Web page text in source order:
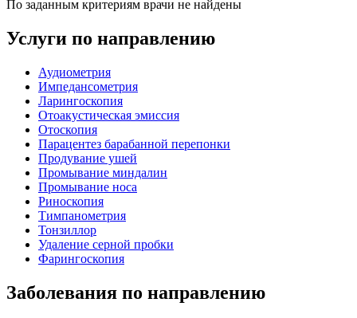
По заданным критериям врачи не найдены
Услуги по направлению
Аудиометрия
Импедансометрия
Ларингоскопия
Отоакустическая эмиссия
Отоскопия
Парацентез барабанной перепонки
Продувание ушей
Промывание миндалин
Промывание носа
Риноскопия
Тимпанометрия
Тонзиллор
Удаление серной пробки
Фарингоскопия
Заболевания по направлению